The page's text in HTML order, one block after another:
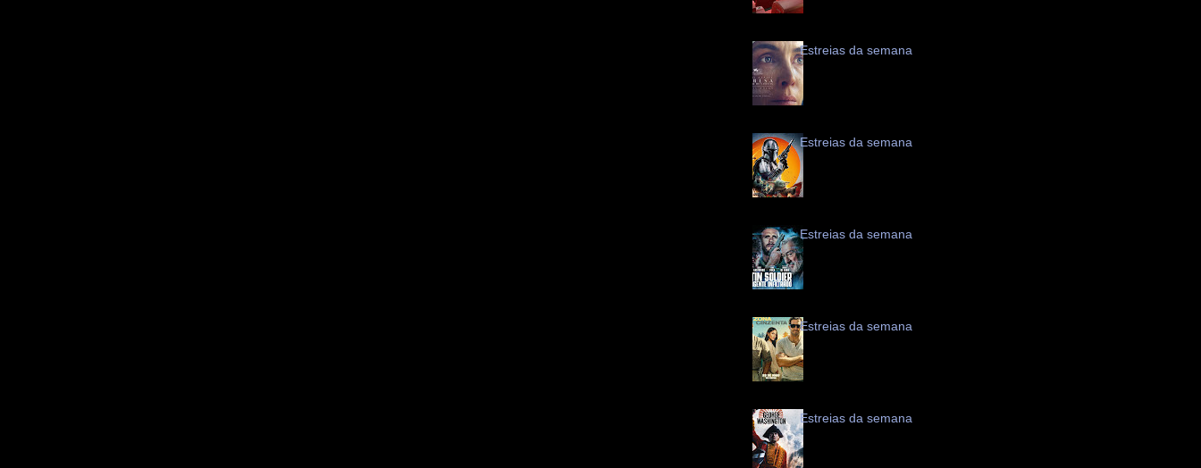
Estreias da semana
Estreias da semana
Estreias da semana
Estreias da semana
Estreias da semana